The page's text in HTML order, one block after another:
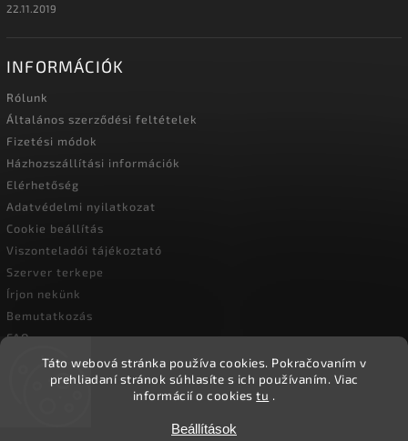
Táto webová stránka používa cookies. Pokračovaním v
prehliadaní stránok súhlasíte s ich používaním. Viac
informácií o cookiestu .
Beállítások
22.11.2019
INFORMÁCIÓK
Rólunk
Általános szerződési feltételek
Fizetési módok
Házhozszállítási információk
Elérhetőség
Adatvédelmi nyilatkozat
Cookie beállítás
Viszonteladói tájékoztató
Szerver terkepe
Írjon nekünk
Bemutatkozás
FAQ
Vásárlási útmutató
Ökoember. Minden jog fenntartva.